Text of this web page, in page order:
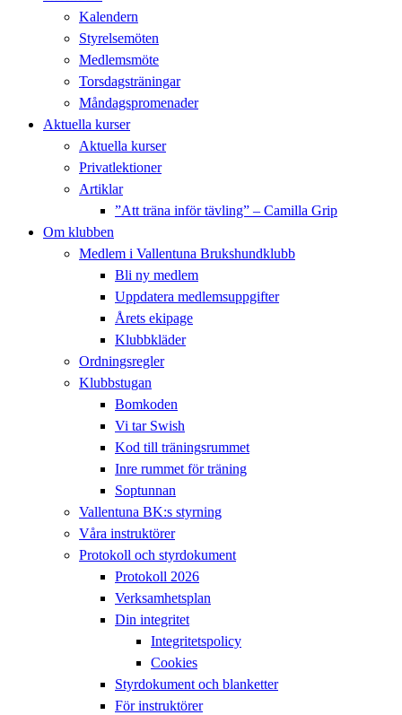
Kalendern
Styrelsemöten
Medlemsmöte
Torsdagsträningar
Måndagspromenader
Aktuella kurser
Aktuella kurser
Privatlektioner
Artiklar
”Att träna inför tävling” – Camilla Grip
Om klubben
Medlem i Vallentuna Brukshundklubb
Bli ny medlem
Uppdatera medlemsuppgifter
Årets ekipage
Klubbkläder
Ordningsregler
Klubbstugan
Bomkoden
Vi tar Swish
Kod till träningsrummet
Inre rummet för träning
Soptunnan
Vallentuna BK:s styrning
Våra instruktörer
Protokoll och styrdokument
Protokoll 2026
Verksamhetsplan
Din integritet
Integritetspolicy
Cookies
Styrdokument och blanketter
För instruktörer